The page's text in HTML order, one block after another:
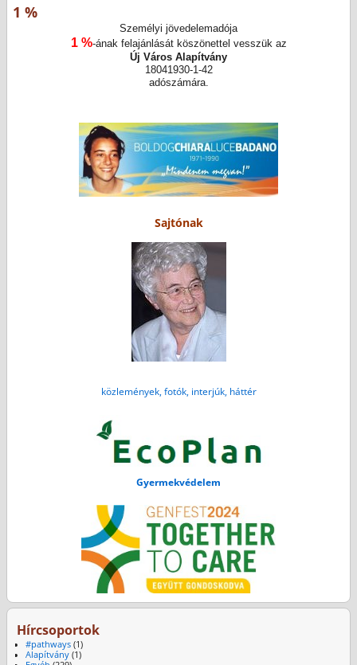
1 %
Személyi jövedelemadója
1 %-ának felajánlását köszönettel vesszük az
Új Város Alapítvány
18041930-1-42
adószámára.
Sajtónak
közlemények, fotók, interjúk, háttér
Gyermekvédelem
Hírcsoportok
#pathways(1)
Alapítvány(1)